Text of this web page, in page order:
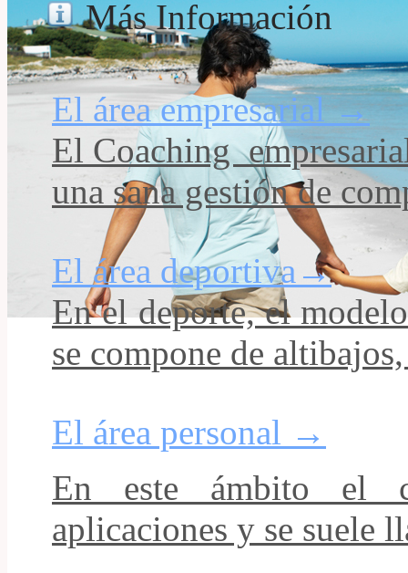
Más Información
El área empresarial →
El Coaching
una sana gestión de
El área deportiva →
En el deporte, el
se compone de
El área personal →
En este ámbito el
aplicaciones y se suele